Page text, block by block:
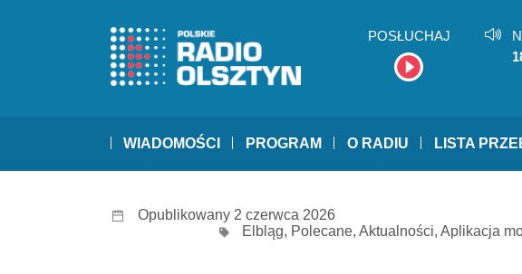
POSŁUCHAJ
WIADOMOŚCI PROGRAM O RADIU LISTA
Opublikowany 2 czerwca 2026
Elbląg, Polecane, Aktualności, Aplikacja